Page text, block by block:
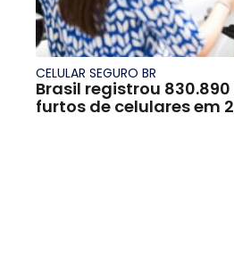
CELULAR SEGURO BR
Brasil registrou
furtos de celulares em